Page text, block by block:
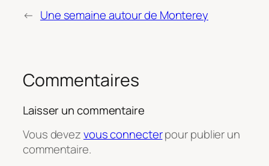
← Une semaine autour de Monterey
Commentaires
Laisser un commentaire
Vous devezvous connecterpour publier un
commentaire.